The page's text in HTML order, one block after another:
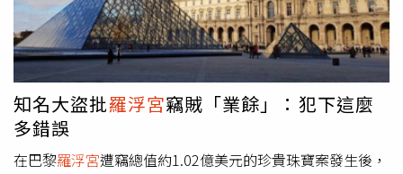
此次轉移行動發表任何評論，也未說明何時可能重新展出。
根據消息來源，這類規模的文物轉移極為罕見。過去僅有達
文西（Léonard de Vinci）估價逾6億歐元的《手稿冊》
（Carnets de Léonard de Vinci）曾被安置於同一金庫中。
《拉德佩什報》進一步指出，這起盜竊案的調查由巴黎地區
司法警察局（Direction régionale de la police judiciaire
parisienne，DRPJ）下屬的打擊匪徒旅（Brigade de
répression du banditisme，簡稱BRB）及文化財物流通打
知名大盜批羅浮宮竊賊「業餘」：犯下這麼
多錯誤
在巴黎羅浮宮遭竊總值約1.02億美元的珍貴珠寶案發生後，